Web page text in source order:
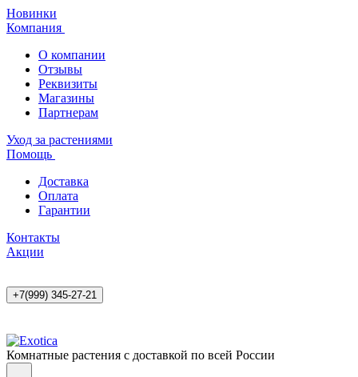
Новинки
Компания
О компании
Отзывы
Реквизиты
Магазины
Партнерам
Уход за растениями
Помощь
Доставка
Оплата
Гарантии
Контакты
Акции
+7(999) 345-27-21
Комнатные растения с доставкой по всей России